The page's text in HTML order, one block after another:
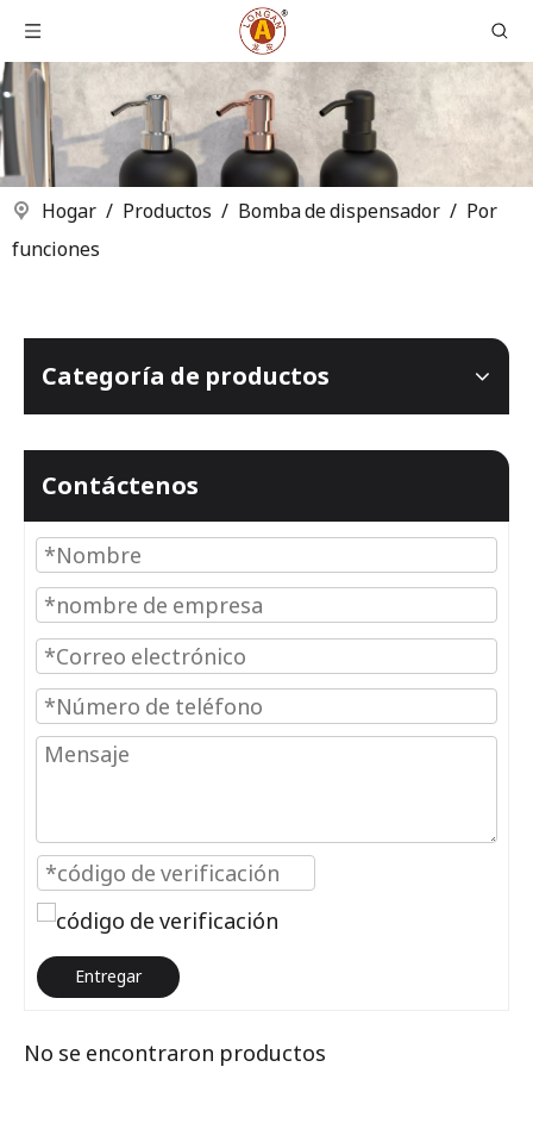
Hogar / Productos / Bomba de dispensador / Por
funciones
Categoría de productos
Contáctenos
Entregar
No se encontraron productos